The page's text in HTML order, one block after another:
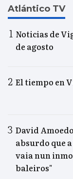
Atlántico TV
Noticias de
de agosto
El tiempo en
David
absurdo que
vaia nun
baleiros"